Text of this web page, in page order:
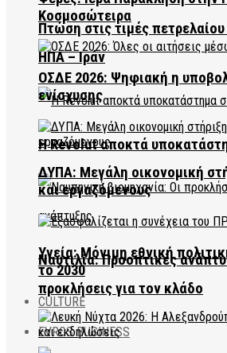
Πτώση στις τιμές πετρελαίου
ΗΠΑ – Ιράν
Η Revolut αποκτά
Ναυτιλία: Προοπτικές
προκλήσεις για τον κλάδο
EVROS BUSINESS
Κοσμοσώτειρα
ΟΣΔΕ 2026: Ψηφιακή η
ενίσχυσης
ΔΥΠΑ: Μεγάλη οικονομική
και εργαζόμενους
Υγεία: Μόνιμη εθνική
το 2030
CULTURE